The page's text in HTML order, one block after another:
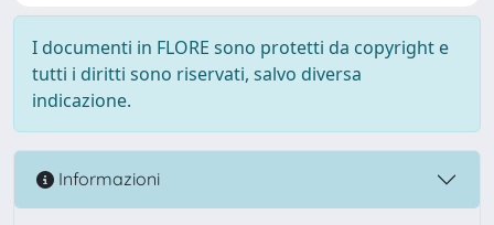
I documenti in FLORE sono protetti da copyright e
tutti i diritti sono riservati, salvo diversa
indicazione.
Informazioni